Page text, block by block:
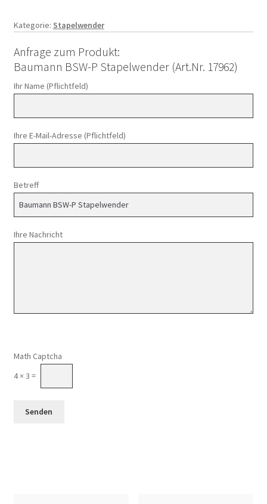
Kategorie: Stapelwender
Anfrage zum Produkt:
Baumann BSW-P Stapelwender (Art.Nr. 17962)
Ihr Name (Pflichtfeld)
Ihre E-Mail-Adresse (Pflichtfeld)
Betreff
Ihre Nachricht
Math Captcha
4 × 3 =